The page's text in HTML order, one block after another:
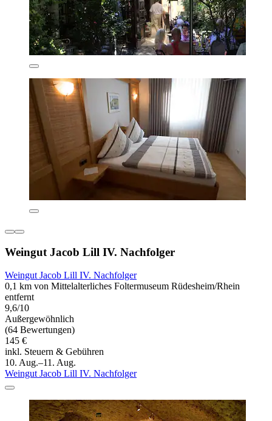
Weingut Jacob Lill IV. Nachfolger
Weingut Jacob Lill IV. Nachfolger
0,1 km von Mittelalterliches Foltermuseum Rüdesheim/Rhein
entfernt
9,6/10
Außergewöhnlich
(64 Bewertungen)
145 €
inkl. Steuern & Gebühren
10. Aug.–11. Aug.
Weingut Jacob Lill IV. Nachfolger